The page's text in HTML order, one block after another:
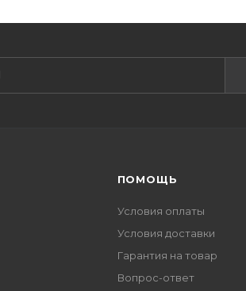
ПОМОЩЬ
Условия оплаты
Условия доставки
Гарантия на товар
Вопрос-ответ